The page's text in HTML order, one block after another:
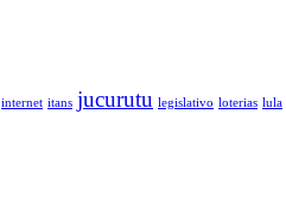
internet itans jucurutu legislativo loterias lula